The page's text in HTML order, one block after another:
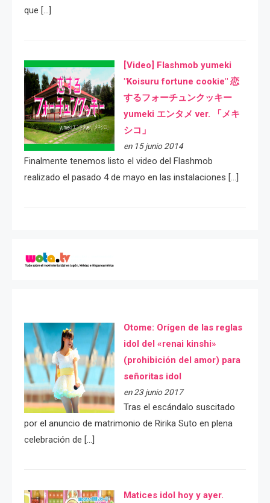
que […]
[Video] Flashmob yumeki
"Koisuru fortune cookie" 恋
するフォーチュンクッキー
yumeki エンタメ ver. 「メキ
シコ」
en 15 junio 2014
Finalmente tenemos listo el video del Flashmob
realizado el pasado 4 de mayo en las instalaciones […]
Otome: Orígen de las reglas
idol del «renai kinshi»
(prohibición del amor) para
señoritas idol
en 23 junio 2017
Tras el escándalo suscitado
por el anuncio de matrimonio de Ririka Suto en plena
celebración de […]
Matices idol hoy y ayer.